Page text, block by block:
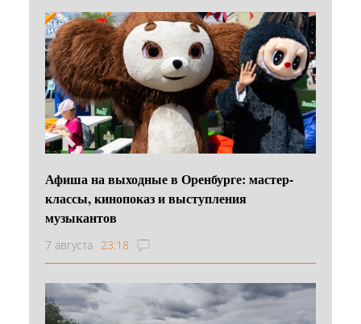
Афиша на выходные в Оренбурге: мастер-
классы, кинопоказ и выступления
музыкантов
7 августа 23:18